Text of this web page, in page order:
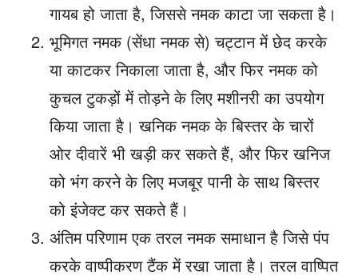
गायब हो जाता है, जिससे नमक काटा जा सकता है।
भूमिगत नमक (सेंधा नमक से) चट्टान में छेद करके
या काटकर निकाला जाता है, और फिर नमक को
कुचल टुकड़ों में तोड़ने के लिए मशीनरी का उपयोग
किया जाता है। खनिक नमक के बिस्तर के चारों
ओर दीवारें भी खड़ी कर सकते हैं, और फिर खनिज
को भंग करने के लिए मजबूर पानी के साथ बिस्तर
को इंजेक्ट कर सकते हैं।
अंतिम परिणाम एक तरल नमक समाधान है जिसे पंप
करके वाष्पीकरण टैंक में रखा जाता है। तरल वाष्पित